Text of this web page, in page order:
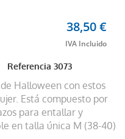
Referencia3073
38,50 €
Halloween con estos
Está compuesto por
para entallar y
en talla única M (38-40)